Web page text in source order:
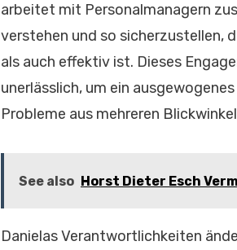
arbeitet mit Personalmanagern
verstehen und so sicherzustellen,
als auch effektiv ist. Dieses
unerlässlich, um ein
Probleme aus mehreren
See also Horst Dieter Esch
Danielas Verantwortlichkeiten